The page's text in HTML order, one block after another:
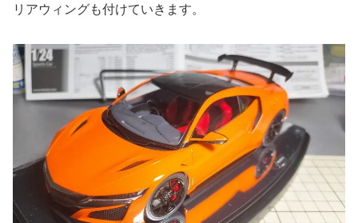
リアウィングも付けていきます。